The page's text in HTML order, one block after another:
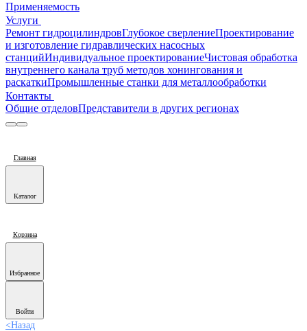
Применяемость
Услуги
Ремонт гидроцилиндровГлубокое сверлениеПроектирование
и изготовление гидравлических насосных
станцийИндивидуальное проектированиеЧистовая обработка
внутреннего канала труб методов хонингования и
раскаткиПромышленные станки для металлообработки
Контакты
Общие отделовПредставители в других регионах
Главная
Каталог
Корзина
Избранное
Войти
<Назад